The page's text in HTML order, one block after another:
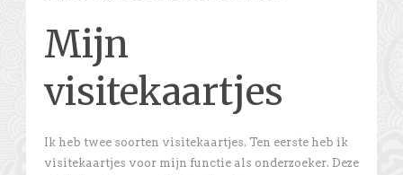
Mijn
visitekaartjes
Ik heb twee soorten visitekaartjes. Ten eerste heb ik
visitekaartjes voor mijn functie als onderzoeker. Deze